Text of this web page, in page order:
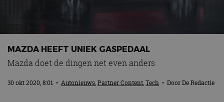
MotorRAI.nl
MAZDA HEEFT UNIEK GASPEDAAL
Mazda doet de dingen net even anders
30 okt 2020, 8:01 • Autonieuws,Partner Content,Tech • DoorDe Redactie